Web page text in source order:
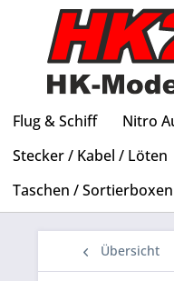
Flug & Schiff Nitro
Stecker / Kabel / Löten
Taschen / Sortierboxen
Übersicht